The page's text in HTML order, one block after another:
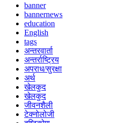
banner
bannernews
education
English
tags
अन्तरवार्ता
अन्तर्राष्ट्रिय
अपराध/सुरक्षा
अर्थ
खेलकुद
खेलकुद
जीवनशैली
टेक्नोलोजी